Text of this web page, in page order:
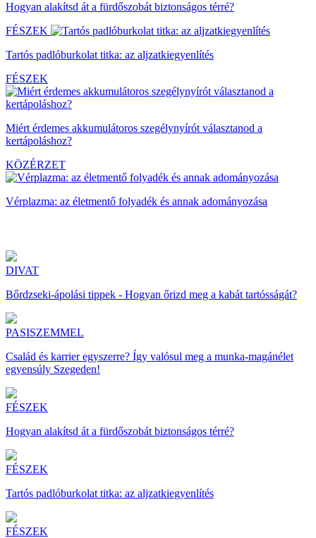
Hogyan alakítsd át a fürdőszobát biztonságos térré?
FÉSZEK
Tartós padlóburkolat titka: az aljzatkiegyenlítés
FÉSZEK
Miért érdemes akkumulátoros szegélynyírót választanod a
kertápoláshoz?
KÖZÉRZET
Vérplazma: az életmentő folyadék és annak adományozása
DIVAT
Bőrdzseki-ápolási tippek - Hogyan őrizd meg a kabát tartósságát?
PASISZEMMEL
Család és karrier egyszerre? Így valósul meg a munka-magánélet
egyensúly Szegeden!
FÉSZEK
Hogyan alakítsd át a fürdőszobát biztonságos térré?
FÉSZEK
Tartós padlóburkolat titka: az aljzatkiegyenlítés
FÉSZEK